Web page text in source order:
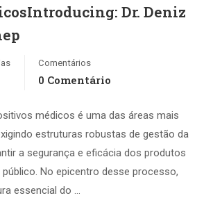
Dr. Deniz
Comentários
0 Comentário
médicos é uma das áreas mais
estruturas robustas de gestão da
a segurança e eficácia dos produtos
No epicentro desse processo,
essencial do …